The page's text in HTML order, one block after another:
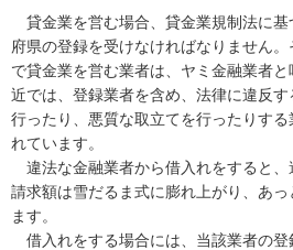
貸金業を営む場合、貸金業規制法に基
府県の登録を受けなければなりません
で貸金業を営む業者は、ヤミ金融業者
近では、登録業者を含め、法律に違反
行ったり、悪質な取立てを行ったりす
れています。
違法な金融業者から借入れをすると、
請求額は雪だるま式に膨れ上がり、あ
ます。
借入れをする場合には、当該業者の登